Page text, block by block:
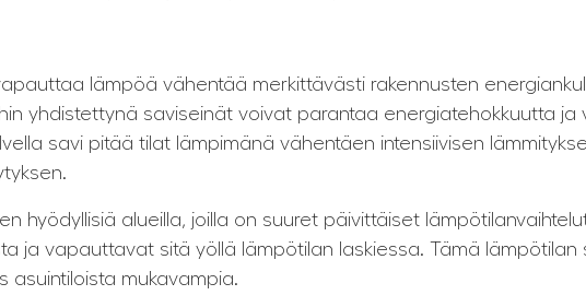
lämpöä vähentää merkittävästi rakennusten
yhdistettynä saviseinät voivat parantaa energiatehokkuutta ja
savi pitää tilat lämpimänä vähentäen intensiivisen
hyödyllisiä alueilla, joilla on suuret päivittäiset
ja vapauttavat sitä yöllä lämpötilan laskiessa. Tämä
asuintiloista mukavampia.